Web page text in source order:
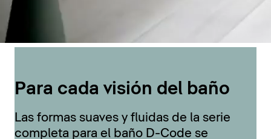
Para cada visión del baño
Las formas suaves y fluidas de la serie
completa para el baño D-Code se